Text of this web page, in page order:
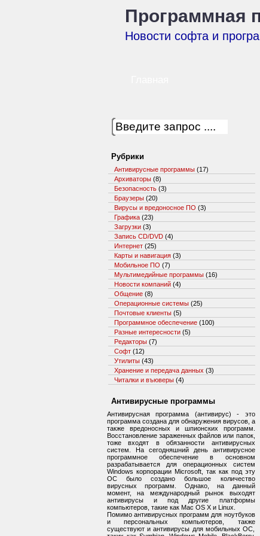
Программная
Новости софта и
Рубрики
Антивирусные программы(17)
Архиваторы(8)
Безопасность(3)
Браузеры(20)
Вирусы и вредоносное ПО (3)
Графика(23)
Загрузки(3)
Запись СD/DVD(4)
Интернет(25)
Карты и навигация(3)
Мобильное ПО (7)
Мультимедийные программы(16)
Новости компаний(4)
Общение(8)
Операционные системы(25)
Почтовые клиенты(5)
Программное обеспечение(100)
Разные интересности(5)
Редакторы(7)
Софт(12)
Утилиты(43)
Хранение и передача данных (3)
Читалки и въюверы(4)
Антивирусные программы
Антивирусная программа (антивирус) - это
программа создана для обнаружения вирусов, а
также вредоносных и шпионских программ.
Восстановление зараженных файлов или папок,
тоже входят в обязанности антивирусных
систем. На сегодняшний день антивирусное
программное обеспечение в основном
разрабатывается для операционных систем
Windows корпорации Microsoft, так как под эту
ОС было создано большое количество
вирусных программ. Однако, на данный
момент, на международный рынок выходят
антивирусы и под другие платформы
компьютеров, такие как Mac OS X и Linux.
Помимо антивирусных программ для ноутбуков
и персональных компьютеров, также
существуют и антивирусы для мобильных ОС,